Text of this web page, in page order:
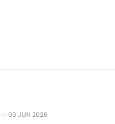
— 03 JUN 2026